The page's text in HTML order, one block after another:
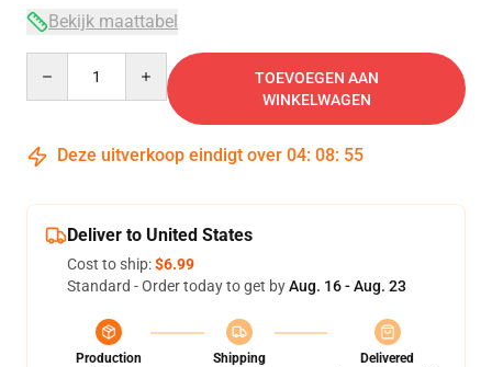
Bekijk maattabel
TOEVOEGEN AAN
WINKELWAGEN
Deze uitverkoop eindigt over 04: 08: 54
Deliver to United States
Cost to ship:$6.99
Standard - Order today to get byAug. 16 - Aug. 23
Production
Shipping
Delivered